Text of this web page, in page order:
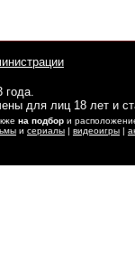
года.
для лиц 18 лет и
на подбор и
и сериалы | видеоигры |